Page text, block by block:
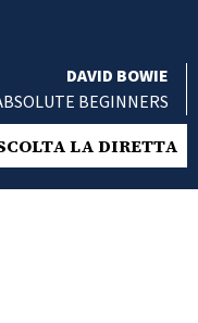
DAVID BOWIE
BEGINNERS
LA DIRETTA